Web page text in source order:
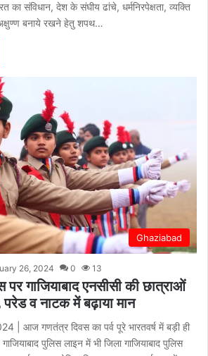
का संविधान, देश के संघीय ढांचे, धर्मनिरपेक्षता, व्यक्ति
बनाये रखने हेतु शपथ…
Ghaziabad
26, 2024 0 13
पर गाजियाबाद एनसीसी की छात्राओं
व नाटक में बढ़ाया मान
| आज गणतंत्र दिवस का पर्व पूरे भारतवर्ष में बड़ी ही
पुलिस लाइन में भी जिला गाजियाबाद पुलिस